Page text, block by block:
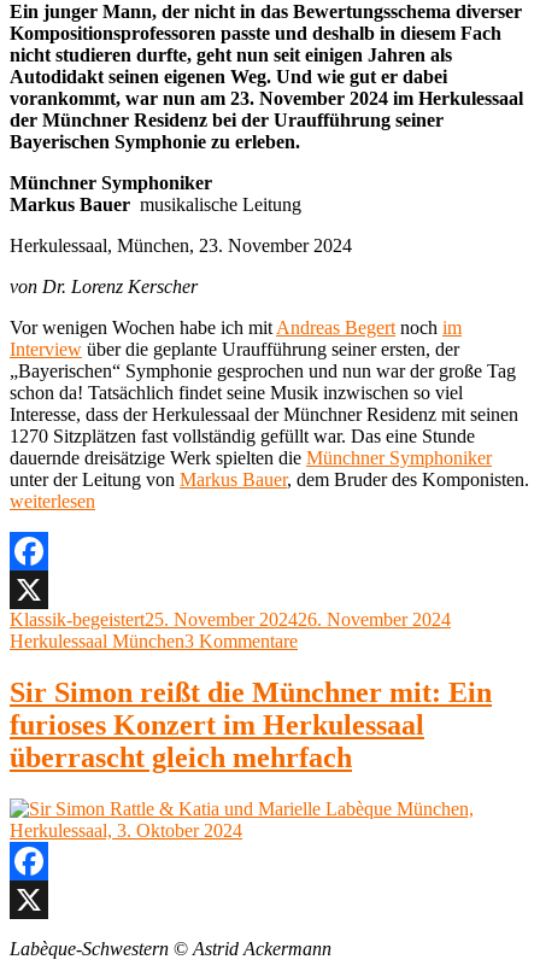
Ein junger Mann, der nicht in das Bewertungsschema diverser
Kompositionsprofessoren passte und deshalb in diesem Fach
nicht studieren durfte, geht nun seit einigen Jahren als
Autodidakt seinen eigenen Weg. Und wie gut er dabei
vorankommt, war nun am 23. November 2024 im Herkulessaal
der Münchner Residenz bei der Uraufführung seiner
Bayerischen Symphonie zu erleben.
Münchner Symphoniker
Markus Bauer musikalische Leitung
Herkulessaal, München, 23. November 2024
von Dr. Lorenz Kerscher
Vor wenigen Wochen habe ich mit Andreas Begert noch im
Interview über die geplante Uraufführung seiner ersten, der
„Bayerischen“ Symphonie gesprochen und nun war der große Tag
schon da! Tatsächlich findet seine Musik inzwischen so viel
Interesse, dass der Herkulessaal der Münchner Residenz mit seinen
1270 Sitzplätzen fast vollständig gefüllt war. Das eine Stunde
dauernde dreisätzige Werk spielten die Münchner Symphoniker
unter der Leitung von Markus Bauer, dem Bruder des Komponisten.
„Münchner
Markus
Bauer
Herkulessaal,
München,
23.
November
weiterlesen
Facebook
X
Autor
Klassik-begeistertVeröffentlicht
am
25. November 202426. November 2024Kategorien
Herkulessaal München3 Kommentarezu
Symphoniker,
Markus
Bauer
Herkulessaal,
München,
November
Sir Simon reißt die Münchner mit: Ein
furioses Konzert im Herkulessaal
überrascht gleich mehrfach
Facebook
X
Labèque-Schwestern © Astrid Ackermann